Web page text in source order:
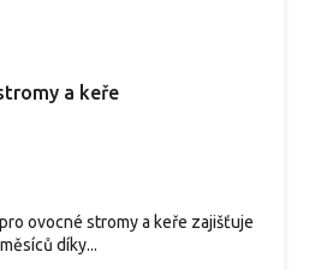
a keře
ovocné stromy a keře zajišťuje
díky...